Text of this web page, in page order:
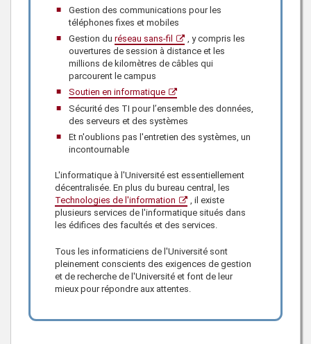
Gestion des communications pour les
téléphones fixes et mobiles
Gestion du réseau sans-fil
, y compris les
ouvertures de session à distance et les
millions de kilomètres de câbles qui
parcourent le campus
Soutien en informatique
Sécurité des TI pour l’ensemble des données,
des serveurs et des systèmes
Et n'oublions pas l'entretien des systèmes, un
incontournable
L'informatique à l'Université est essentiellement
décentralisée. En plus du bureau central, les
Technologies de l'information
, il existe
plusieurs services de l'informatique situés dans
les édifices des facultés et des services.
Tous les informaticiens de l'Université sont
pleinement conscients des exigences de gestion
et de recherche de l'Université et font de leur
mieux pour répondre aux attentes.